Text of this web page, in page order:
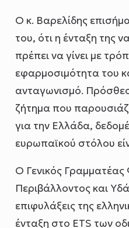
O κ. Βαρελίδης
του, ότι η ένταξη της
πρέπει να γίνει με
εφαρμοσιμότητα του
ανταγωνισμό.
ζήτημα που
για την Ελλάδα,
ευρωπαϊκού στόλου
Ο Γενικός Γραμματέας
Περιβάλλοντος και
επιφυλάξεις της
ένταξη στο ETS των